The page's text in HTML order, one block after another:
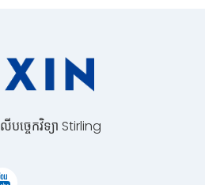
បច្ចេកវិទ្យា Stirling